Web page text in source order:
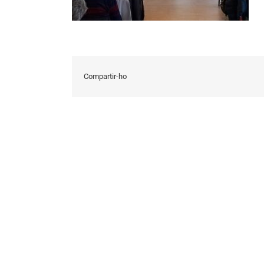
Compartir-ho